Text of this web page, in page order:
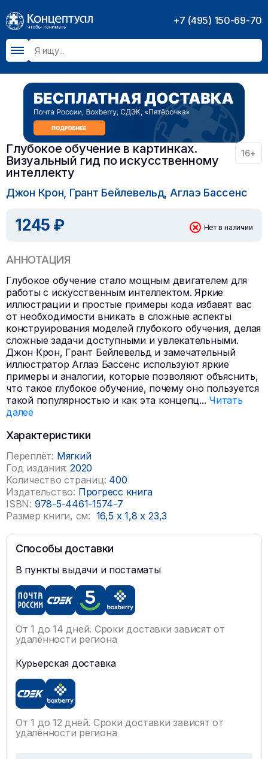
+7 (495) 150-69-70
Глубокое обучение в картинках.
Визуальный гид по искусственному
интеллекту
16+
Джон Крон, Грант Бейлевельд, Аглаэ Бассенс
1245 ₽ Нет в наличии
АННОТАЦИЯ
Глубокое обучение стало мощным двигателем для
работы с искусственным интеллектом. Яркие
иллюстрации и простые примеры кода избавят вас
от необходимости вникать в сложные аспекты
конструирования моделей глубокого обучения, делая
сложные задачи доступными и увлекательными.
Джон Крон, Грант Бейлевельд и замечательный
иллюстратор Аглаэ Бассенс используют яркие
примеры и аналогии, которые позволяют объяснить,
что такое глубокое обучение, почему оно пользуется
такой популярностью и как эта концепц... Читать
далее
Характеристики
Переплёт: Мягкий
Год издания: 2020
Количество страниц: 400
Издательство: Прогресс книга
ISBN: 978-5-4461-1574-7
Размер книги, см: 16,5 x 1,8x 23,3
Способы доставки
В пункты выдачи и постаматы
От 1 до 14 дней. Сроки доставки зависят от
удалённости региона
Курьерская доставка
От 1 до 12 дней. Сроки доставки зависят от
удалённости региона